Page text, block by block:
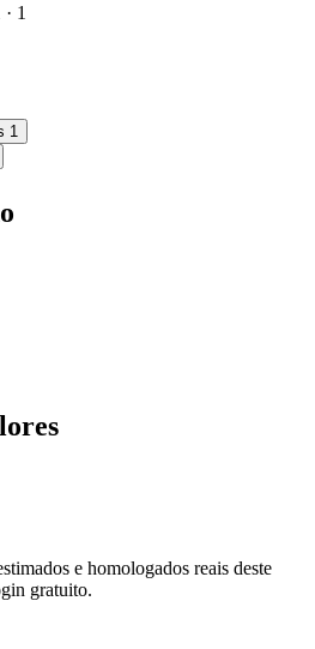
· 1
1
e homologados reais deste
gratuito.